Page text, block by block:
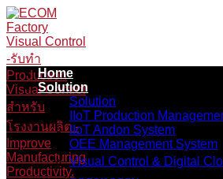
Skip
to
content
Home
Solution
Solution
IIoT Production
IIoT Andon System
OEE Management System
Visual Control & Digital